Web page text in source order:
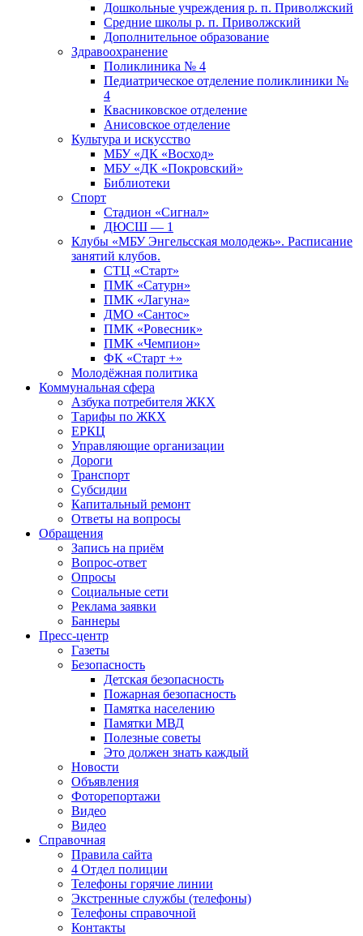
Дошкольные учреждения р. п. Приволжский
Средние школы р. п. Приволжский
Дополнительное образование
Здравоохранение
Поликлиника № 4
Педиатрическое отделение поликлиники №
4
Квасниковское отделение
Анисовское отделение
Культура и искусство
МБУ «ДК «Восход»
МБУ «ДК «Покровский»
Библиотеки
Спорт
Стадион «Сигнал»
ДЮСШ — 1
Клубы «МБУ Энгельсская молодежь». Расписание
занятий клубов.
СТЦ «Старт»
ПМК «Сатурн»
ПМК «Лагуна»
ДМО «Сантос»
ПМК «Ровесник»
ПМК «Чемпион»
ФК «Старт +»
Молодёжная политика
Коммунальная сфера
Азбука потребителя ЖКХ
Тарифы по ЖКХ
ЕРКЦ
Управляющие организации
Дороги
Транспорт
Субсидии
Капитальный ремонт
Ответы на вопросы
Обращения
Запись на приём
Вопрос-ответ
Опросы
Социальные сети
Реклама заявки
Баннеры
Пресс-центр
Газеты
Безопасность
Детская безопасность
Пожарная безопасность
Памятка населению
Памятки МВД
Полезные советы
Это должен знать каждый
Новости
Объявления
Фоторепортажи
Видео
Видео
Справочная
Правила сайта
4 Отдел полиции
Телефоны горячие линии
Экстренные службы (телефоны)
Телефоны справочной
Контакты